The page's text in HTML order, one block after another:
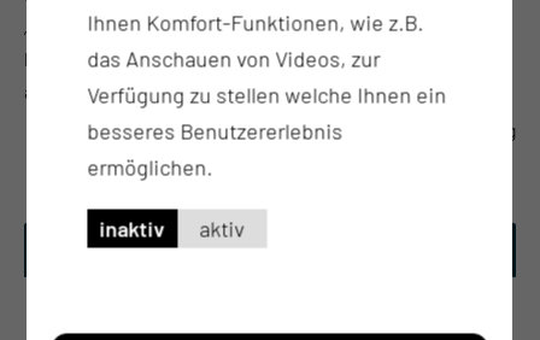
„Eltern werden“ zum „Eltern sein“ individuell unterstützend
begleiten und Antworten auf Ihre Fragen im Austausch mit
anderen werdenden Müttern/ Vätern/ Eltern finden.
zur Veranstaltung
Ihnen Komfort-Funktionen, wie z.B.
das Anschauen von Videos, zur
Verfügung zu stellen welche Ihnen ein
besseres Benutzererlebnis
ermöglichen.
inaktiv aktiv